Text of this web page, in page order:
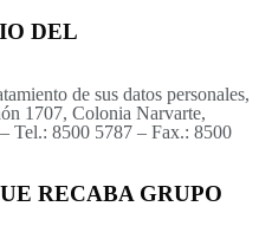
DEL
de sus datos personales,
1707, Colonia Narvarte,
Tel.: 8500 5787 – Fax.: 8500
RECABA GRUPO